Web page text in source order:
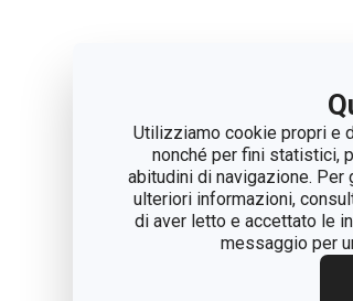
Utilizziamo cookie propri e
nonché per fini statistici,
abitudini di navigazione.
ulteriori informazioni,
di aver letto e accettato le
messaggio per